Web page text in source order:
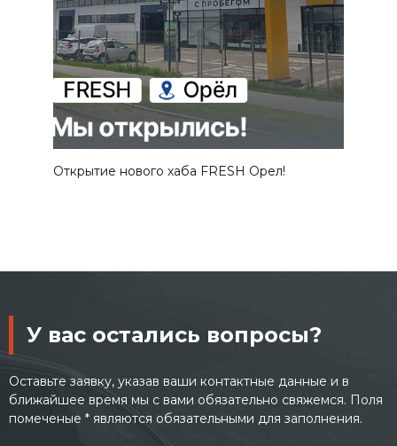
Открытие нового хаба FRESH Орел!
У вас остались вопросы?
Оставьте заявку, указав ваши контактные данные и в
ближайшее время мы с вами обязательно свяжемся. Поля
помеченые * являются обязательными для заполнения.